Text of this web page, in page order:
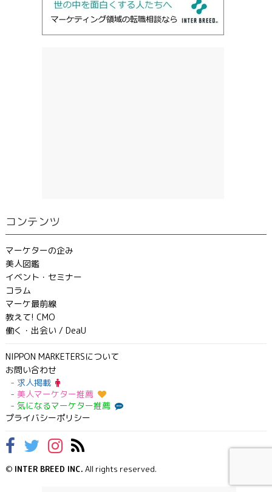
コンテンツ
マーケターの企み
美人図鑑
イベント・セミナー
コラム
マーケ最前線
教えて! CMO
働く・出会い / DeaU
NIPPON MARKETERSについて
お問い合わせ
求人掲載
美人マーケター推薦
気になるマーケター推薦
プライバシーポリシー
© INTER BREED INC. All rights reserved.